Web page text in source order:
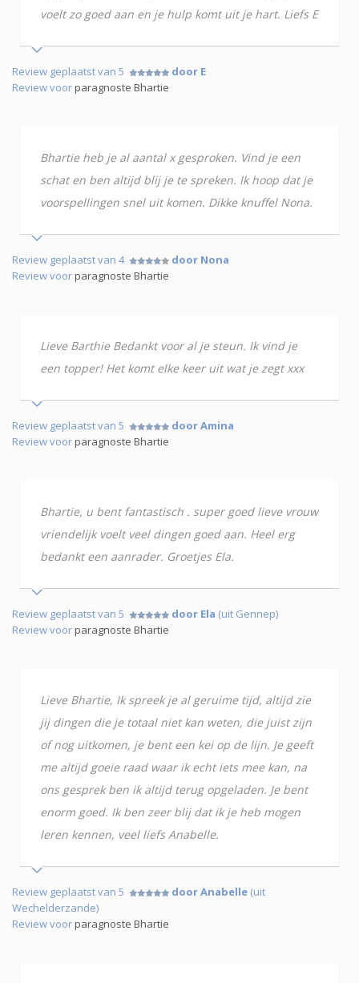
voelt zo goed aan en je hulp komt uit je hart. Liefs E
Review geplaatst van 5
door E
Review voorparagnoste Bhartie
Bhartie heb je al aantal x gesproken. Vind je een
schat en ben altijd blij je te spreken. Ik hoop dat je
voorspellingen snel uit komen. Dikke knuffel Nona.
Review geplaatst van 4
door Nona
Review voorparagnoste Bhartie
Lieve Barthie Bedankt voor al je steun. Ik vind je
een topper! Het komt elke keer uit wat je zegt xxx
Review geplaatst van 5
door Amina
Review voorparagnoste Bhartie
Bhartie, u bent fantastisch . super goed lieve vrouw
vriendelijk voelt veel dingen goed aan. Heel erg
bedankt een aanrader. Groetjes Ela.
Review geplaatst van 5 door Ela (uit Gennep)
Review voorparagnoste Bhartie
Lieve Bhartie, Ik spreek je al geruime tijd, altijd zie
jij dingen die je totaal niet kan weten, die juist zijn
of nog uitkomen, je bent een kei op de lijn. Je geeft
me altijd goeie raad waar ik echt iets mee kan, na
ons gesprek ben ik altijd terug opgeladen. Je bent
enorm goed. Ik ben zeer blij dat ik je heb mogen
leren kennen, veel liefs Anabelle.
Review geplaatst van 5 door Anabelle (uit
Wechelderzande)
Review voorparagnoste Bhartie